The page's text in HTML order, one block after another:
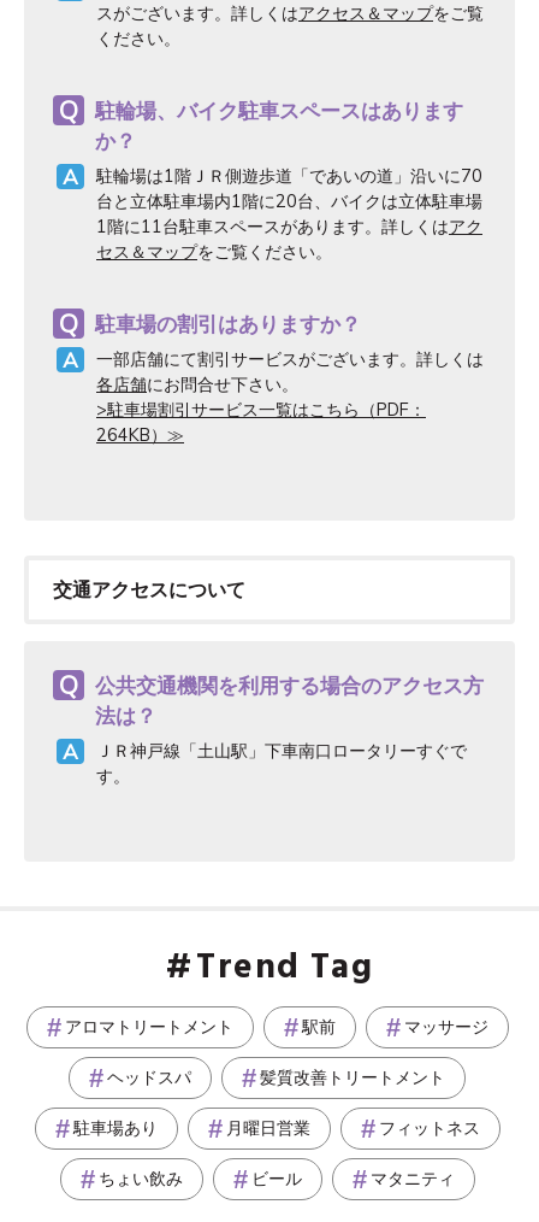
スがございます。詳しくはアクセス＆マップをご覧
ください。
駐輪場、バイク駐車スペースはあります
か？
駐輪場は1階ＪＲ側遊歩道「であいの道」沿いに70
台と立体駐車場内1階に20台、バイクは立体駐車場
1階に11台駐車スペースがあります。詳しくはアク
セス＆マップをご覧ください。
駐車場の割引はありますか？
一部店舗にて割引サービスがございます。詳しくは
各店舗にお問合せ下さい。
>駐車場割引サービス一覧はこちら（PDF：
264KB）≫
交通アクセスについて
公共交通機関を利用する場合のアクセス方
法は？
ＪＲ神戸線「土山駅」下車南口ロータリーすぐで
す。
Trend Tag
アロマトリートメント 駅前 マッサージ
ヘッドスパ 髪質改善トリートメント
駐車場あり 月曜日営業 フィットネス
ちょい飲み ビール マタニティ